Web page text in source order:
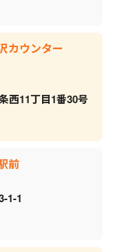
カウンター
西11丁目1番30号
前
1-1